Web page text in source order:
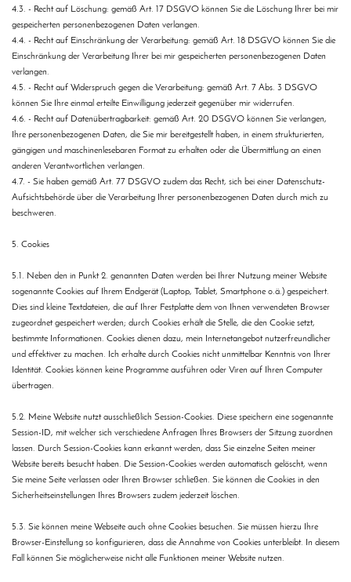
4.3. - Recht auf Löschung: gemäß Art. 17 DSGVO können Sie die Löschung Ihrer bei mir
gespeicherten personenbezogenen Daten verlangen.
4.4. - Recht auf Einschränkung der Verarbeitung: gemäß Art. 18 DSGVO können Sie die
Einschränkung der Verarbeitung Ihrer bei mir gespeicherten personenbezogenen Daten
verlangen.
4.5. - Recht auf Widerspruch gegen die Verarbeitung: gemäß Art. 7 Abs. 3 DSGVO
können Sie Ihre einmal erteilte Einwilligung jederzeit gegenüber mir widerrufen.
4.6. - Recht auf Datenübertragbarkeit: gemäß Art. 20 DSGVO können Sie verlangen,
Ihre personenbezogenen Daten, die Sie mir bereitgestellt haben, in einem strukturierten,
gängigen und maschinenlesebaren Format zu erhalten oder die Übermittlung an einen
anderen Verantwortlichen verlangen.
4.7. - Sie haben gemäß Art. 77 DSGVO zudem das Recht, sich bei einer Datenschutz-
Aufsichtsbehörde über die Verarbeitung Ihrer personenbezogenen Daten durch mich zu
beschweren.
5. Cookies
5.1. Neben den in Punkt 2. genannten Daten werden bei Ihrer Nutzung meiner Website
sogenannte Cookies auf Ihrem Endgerät (Laptop, Tablet, Smartphone o.ä.) gespeichert.
Dies sind kleine Textdateien, die auf Ihrer Festplatte dem von Ihnen verwendeten Browser
zugeordnet gespeichert werden; durch Cookies erhält die Stelle, die den Cookie setzt,
bestimmte Informationen. Cookies dienen dazu, mein Internetangebot nutzerfreundlicher
und effektiver zu machen. Ich erhalte durch Cookies nicht unmittelbar Kenntnis von Ihrer
Identität. Cookies können keine Programme ausführen oder Viren auf Ihren Computer
übertragen.
5.2. Meine Website nutzt ausschließlich Session-Cookies. Diese speichern eine sogenannte
Session-ID, mit welcher sich verschiedene Anfragen Ihres Browsers der Sitzung zuordnen
lassen. Durch Session-Cookies kann erkannt werden, dass Sie einzelne Seiten meiner
Website bereits besucht haben. Die Session-Cookies werden automatisch gelöscht, wenn
Sie meine Seite verlassen oder Ihren Browser schließen. Sie können die Cookies in den
Sicherheitseinstellungen Ihres Browsers zudem jederzeit löschen.
5.3. Sie können meine Webseite auch ohne Cookies besuchen. Sie müssen hierzu Ihre
Browser-Einstellung so konfigurieren, dass die Annahme von Cookies unterbleibt. In diesem
Fall können Sie möglicherweise nicht alle Funktionen meiner Website nutzen.